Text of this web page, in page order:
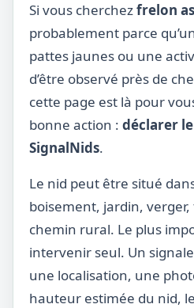
Si vous cherchezfrelon
probablement parce
pattes jaunes ou une
d’être observé près de
cette page est là pour
bonne action : déclarer
SignalNids.
Le nid peut être situé
boisement, jardin,
chemin rural. Le plus
intervenir seul. Un
une localisation, une
hauteur estimée du nid,